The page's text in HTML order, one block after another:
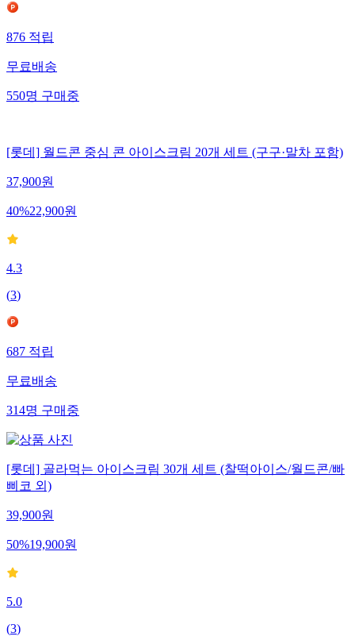
876적립
무료배송
550명구매중
[롯데] 월드콘 중심 콘 아이스크림 20개 세트 (구구·말차 포함)
37,900원
40%22,900원
4.3
(3)
687적립
무료배송
314명구매중
[롯데] 골라먹는 아이스크림 30개 세트 (찰떡아이스/월드콘/빠
삐코 외)
39,900원
50%19,900원
5.0
(3)